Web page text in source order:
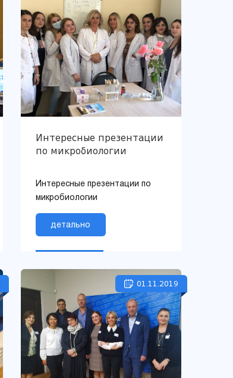
Интересные презентации
по микробиологии
Интересные презентации по
микробиологии
детально
01.11.2019